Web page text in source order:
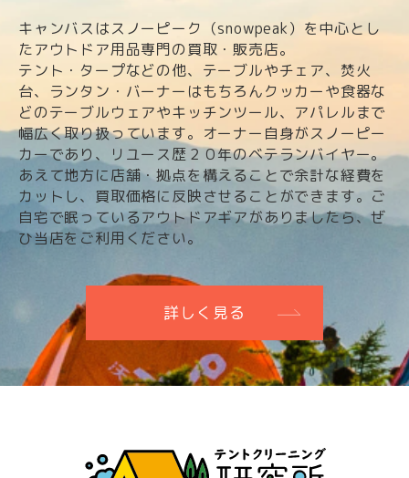
キャンバスはスノーピーク（snowpeak）を中心とし
たアウトドア用品専門の買取・販売店。
テント・タープなどの他、テーブルやチェア、焚火
台、ランタン・バーナーはもちろんクッカーや食器な
どのテーブルウェアやキッチンツール、アパレルまで
幅広く取り扱っています。オーナー自身がスノーピー
カーであり、リユース歴２０年のベテランバイヤー。
あえて地方に店舗・拠点を構えることで余計な経費を
カットし、買取価格に反映させることができます。ご
自宅で眠っているアウトドアギアがありましたら、ぜ
ひ当店をご利用ください。
詳しく見る